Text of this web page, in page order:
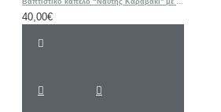
Βαπτιστικό καπέλο “Ναύτης Καραβάκι" με όνομα παιδιού
40,00€